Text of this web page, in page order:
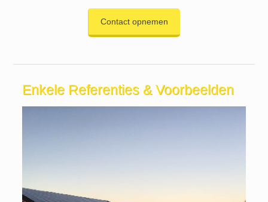
Contact opnemen
Enkele Referenties & Voorbeelden